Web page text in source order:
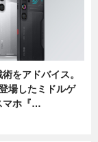
をアドバイス。
場したミドルゲ
マホ『…